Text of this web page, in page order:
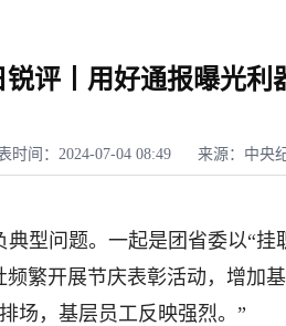
锐评丨用好通报曝光利
时间：2024-07-04 08:49 来源：中央
问题。一起是团省委以“挂
繁开展节庆表彰活动，增加
场，基层员工反映强烈。”